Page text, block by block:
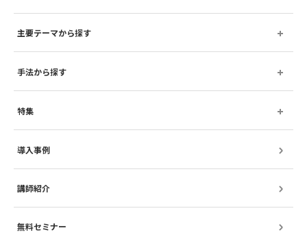
主要テーマから探す
手法から探す
特集
導入事例
講師紹介
無料セミナー